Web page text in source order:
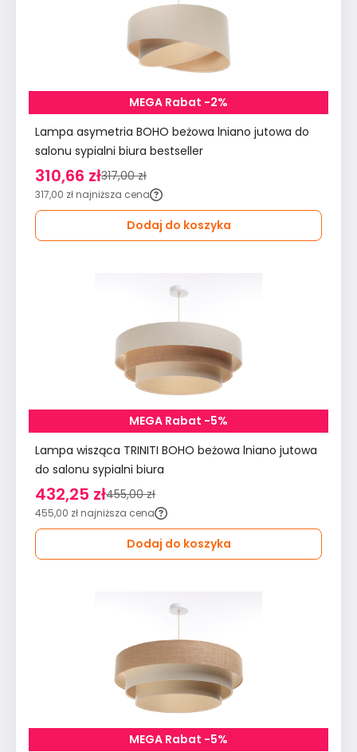
MEGA Rabat -2%
Lampa asymetria BOHO beżowa lniano jutowa do
salonu sypialni biura bestseller
310,66 zł317,00 zł
317,00 zł najniższa cena
Dodaj do koszyka
MEGA Rabat -5%
Lampa wisząca TRINITI BOHO beżowa lniano jutowa
do salonu sypialni biura
432,25 zł455,00 zł
455,00 zł najniższa cena
Dodaj do koszyka
MEGA Rabat -5%